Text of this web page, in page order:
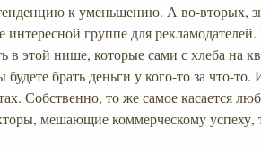
к уменьшению. А во-вторых,
интересной группе для
этой нише, которые сами с хлеба на
брать деньги у кого-то за что-то.
Собственно, то же самое касается
мешающие коммерческому успеху,